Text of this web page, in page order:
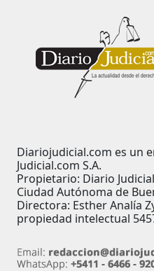
Diariojudicial.com es un
Judicial.com S.A.
Propietario: Diario
Ciudad Autónoma de
Directora: Esther Analía
propiedad intelectual